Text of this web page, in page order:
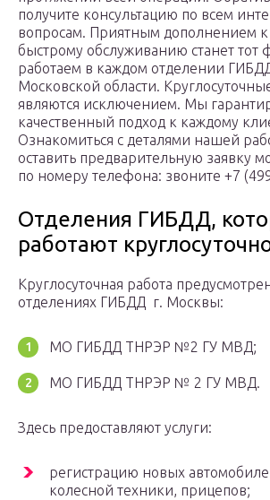
получите консультацию по всем
вопросам. Приятным дополнением
быстрому обслуживанию станет тот
работаем в каждом отделении
Московской области.
являются исключением. Мы
качественный подход к каждому
Ознакомиться с деталями нашей
оставить предварительную заявку
по номеру телефона: звоните +7
Отделения ГИБДД,
работают
Круглосуточная работа
отделениях ГИБДД г. Москвы:
МО ГИБДД ТНРЭР №2 ГУ МВД;
МО ГИБДД ТНРЭР № 2 ГУ МВД.
Здесь предоставляют услуги:
регистрацию новых
колесной техники, прицепов;